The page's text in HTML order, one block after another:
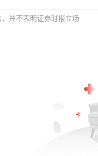
并不表明证券时报立场